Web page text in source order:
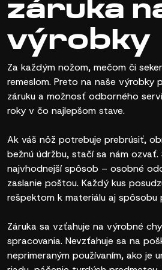
záruka
výrobky
Za každým nožom, mečom či
remeslom. Preto na naše výrobky
záruku a možnosť odborného
roky v čo najlepšom stave.
Ak váš nôž potrebuje prebrúsiť,
bežnú údržbu, stačí sa nám
najvhodnejší spôsob – osobné
zaslanie poštou. Každý kus
rešpektom k materiálu aj spôsobu
Záruka sa vzťahuje na výrobné
spracovania. Nevzťahuje sa na
neprimeraným používaním, ako je